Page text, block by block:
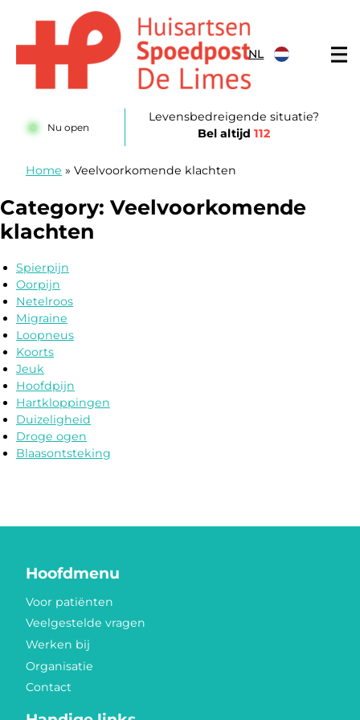
NL
Nu open
Levensbedreigende situatie?
Bel altijd112
Home » Veelvoorkomende klachten
Category: Veelvoorkomende
klachten
Spierpijn
Oorpijn
Netelroos
Migraine
Loopneus
Koorts
Jeuk
Hoofdpijn
Hartkloppingen
Duizeligheid
Droge ogen
Blaasontsteking
Hoofdmenu
Voor patiënten
Veelgestelde vragen
Werken bij
Organisatie
Contact